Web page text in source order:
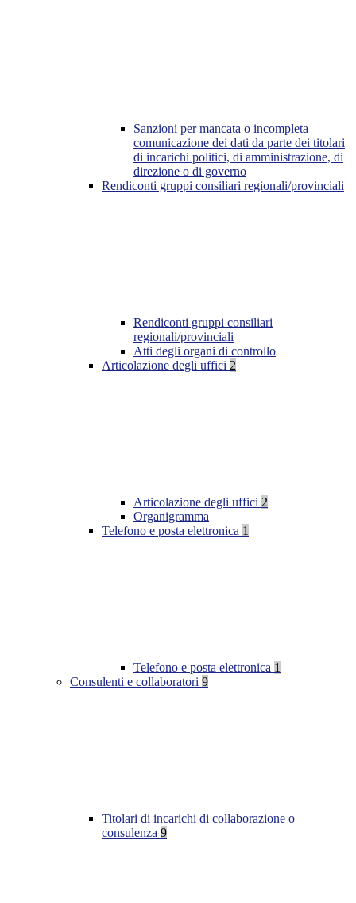
Sanzioni per mancata o incompleta
comunicazione dei dati da parte dei titolari
di incarichi politici, di amministrazione, di
direzione o di governo
Rendiconti gruppi consiliari regionali/provinciali
Rendiconti gruppi consiliari
regionali/provinciali
Atti degli organi di controllo
Articolazione degli uffici 2
Articolazione degli uffici 2
Organigramma
Telefono e posta elettronica 1
Telefono e posta elettronica 1
Consulenti e collaboratori 9
Titolari di incarichi di collaborazione o
consulenza 9